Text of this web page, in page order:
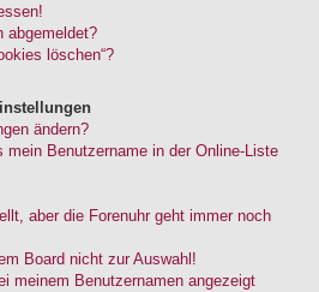
abgemeldet?
löschen“?
ändern?
Benutzername in der Online-Liste
aber die Forenuhr geht immer noch
Board nicht zur Auswahl!
meinem Benutzernamen angezeigt